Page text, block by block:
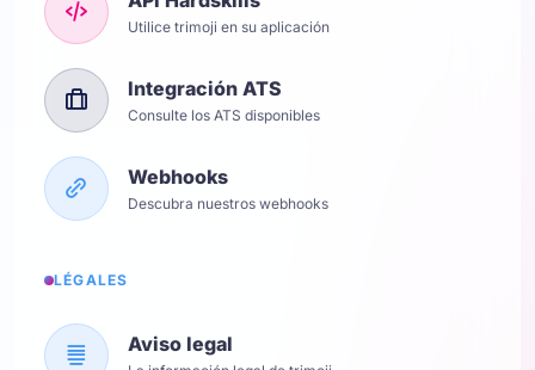
Utilice trimoji en su aplicación
Integración ATS
Consulte los ATS disponibles
Webhooks
Descubra nuestros webhooks
LÉGALES
Aviso legal